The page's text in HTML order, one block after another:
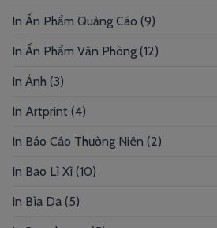
In Ấn Phẩm Quảng Cáo (9)
In Ấn Phẩm Văn Phòng (12)
In Ảnh (3)
In Artprint (4)
In Báo Cáo Thường Niên (2)
In Bao Lì Xì (10)
In Bìa Da (5)